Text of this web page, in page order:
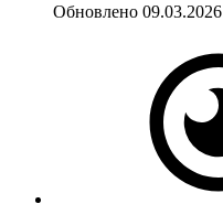
Обновлено 09.03.2026